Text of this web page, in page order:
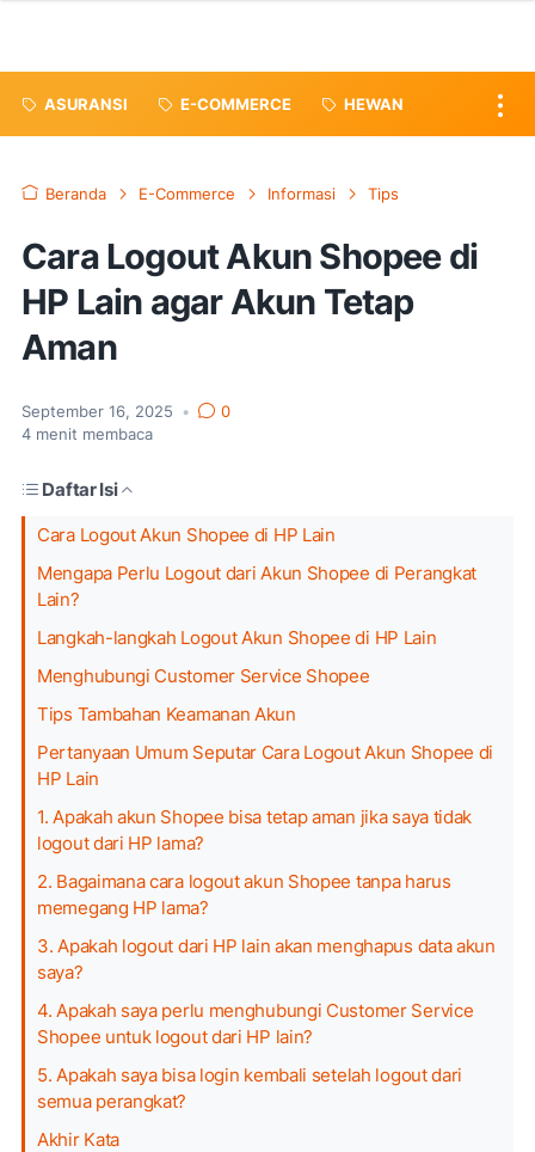
ASURANSI E-COMMERCE HEWAN
Beranda E-Commerce Informasi Tips
Cara Logout Akun Shopee di
HP Lain agar Akun Tetap
Aman
September 16, 2025 •
0
4 menit membaca
Daftar Isi
Cara Logout Akun Shopee di HP Lain
Mengapa Perlu Logout dari Akun Shopee di Perangkat
Lain?
Langkah-langkah Logout Akun Shopee di HP Lain
Menghubungi Customer Service Shopee
Tips Tambahan Keamanan Akun
Pertanyaan Umum Seputar Cara Logout Akun Shopee di
HP Lain
1. Apakah akun Shopee bisa tetap aman jika saya tidak
logout dari HP lama?
2. Bagaimana cara logout akun Shopee tanpa harus
memegang HP lama?
3. Apakah logout dari HP lain akan menghapus data akun
saya?
4. Apakah saya perlu menghubungi Customer Service
Shopee untuk logout dari HP lain?
5. Apakah saya bisa login kembali setelah logout dari
semua perangkat?
Akhir Kata